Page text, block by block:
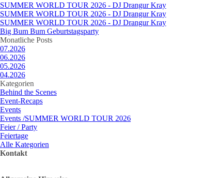
SUMMER WORLD TOUR 2026 - DJ Drangur Kray
SUMMER WORLD TOUR 2026 - DJ Drangur Kray
SUMMER WORLD TOUR 2026 - DJ Drangur Kray
Big Bum Bum Geburtstagsparty
Block überspringen Monatliche Posts
Monatliche Posts
07.2026
06.2026
05.2026
04.2026
Block überspringen Kategorien
Kategorien
Behind the Scenes
Event-Recaps
Events
Events /SUMMER WORLD TOUR 2026
Feier / Party
Feiertage
Alle Kategorien
Kontakt